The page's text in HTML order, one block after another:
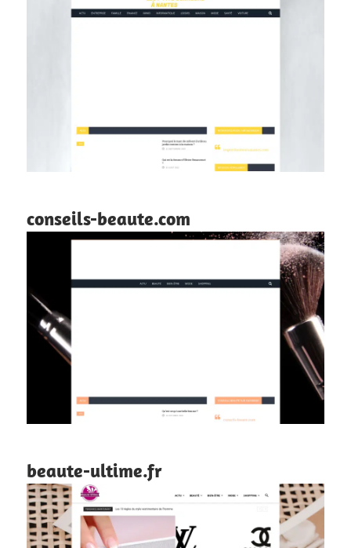
conseils-beaute.com
beaute-ultime.fr